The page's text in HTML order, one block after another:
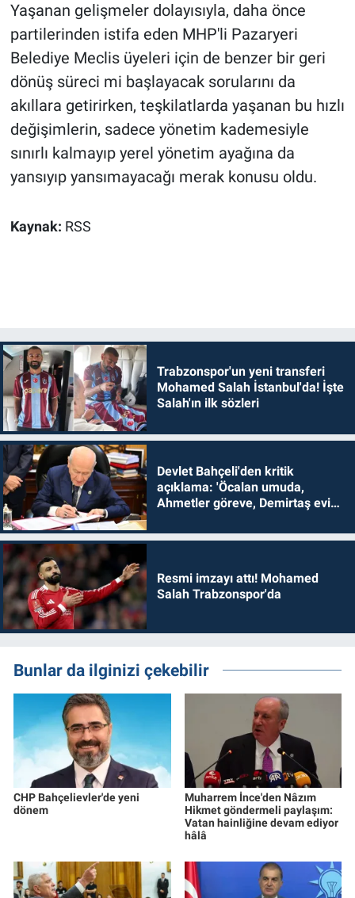
Yaşanan gelişmeler dolayısıyla, daha önce
partilerinden istifa eden MHP'li Pazaryeri
Belediye Meclis üyeleri için de benzer bir geri
dönüş süreci mi başlayacak sorularını da
akıllara getirirken, teşkilatlarda yaşanan bu hızlı
değişimlerin, sadece yönetim kademesiyle
sınırlı kalmayıp yerel yönetim ayağına da
yansıyıp yansımayacağı merak konusu oldu.
Kaynak: RSS
Trabzonspor'un yeni transferi
Mohamed Salah İstanbul'da! İşte
Salah'ın ilk sözleri
Devlet Bahçeli'den kritik
açıklama: 'Öcalan umuda,
Ahmetler göreve, Demirtaş evine
Resmi imzayı attı! Mohamed
Salah Trabzonspor'da
Bunlar da ilginizi çekebilir
CHP Bahçelievler'de yeni
dönem
Muharrem İnce'den Nâzım
Hikmet göndermeli paylaşım:
Vatan hainliğine devam ediyor
hâlâ